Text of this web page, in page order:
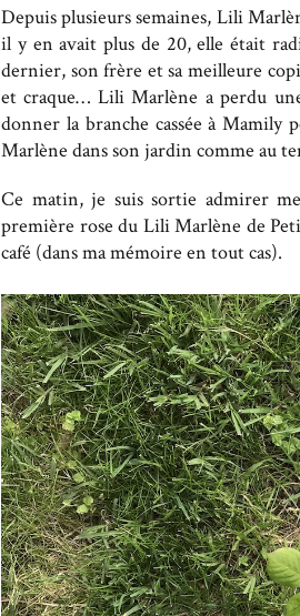
Depuis plusieurs semaines, Lili
il y en avait plus de 20, elle était
dernier, son frère et sa meilleure
et craque… Lili Marlène a perdu
donner la branche cassée à
Marlène dans son jardin comme au
Ce matin, je suis sortie admirer
première rose du Lili Marlène de
café (dans ma mémoire en tout cas).